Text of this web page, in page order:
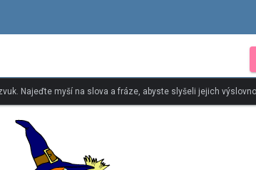
Najeďte myší na slova a fráze, abyste slyšeli jejich